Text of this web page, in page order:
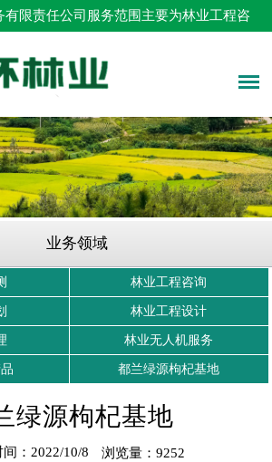
有限责任公司服务范围主要为林业工程咨
木采伐设计等！
业务领域
林业工程咨询
林业工程设计
林业无人机服务
都兰绿源枸杞基地
绿源枸杞基地
间：2022/10/8 浏览量：9252